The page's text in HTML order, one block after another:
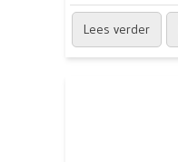
Lees verder